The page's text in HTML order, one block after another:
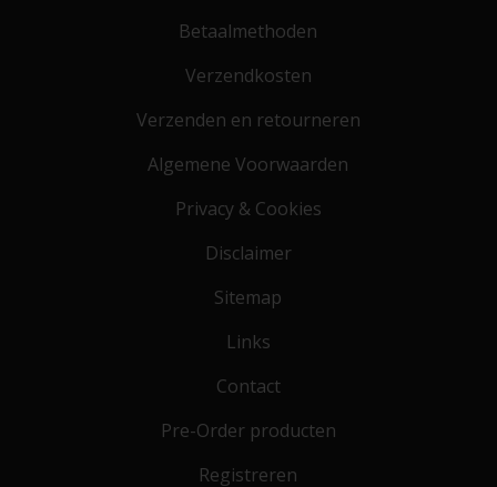
Betaalmethoden
Verzendkosten
Verzenden en retourneren
Algemene Voorwaarden
Privacy & Cookies
Disclaimer
Sitemap
Links
Contact
Pre-Order producten
Registreren